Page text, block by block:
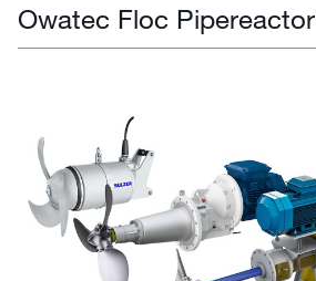
Owatec Floc Pipereactor